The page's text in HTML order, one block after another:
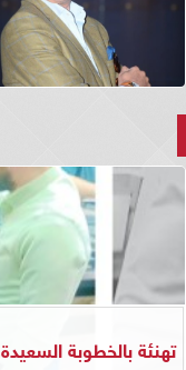
تهنئة بالخطوبة